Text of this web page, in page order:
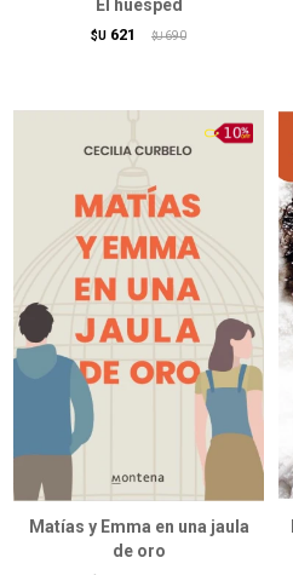
El huésped
$U 621 $U 690
Matías y Emma en una jaula
de oro